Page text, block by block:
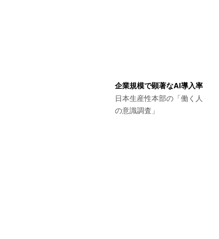
企業規模で顕著なAI導入率
日本生産性本部の「働く人
の意識調査」